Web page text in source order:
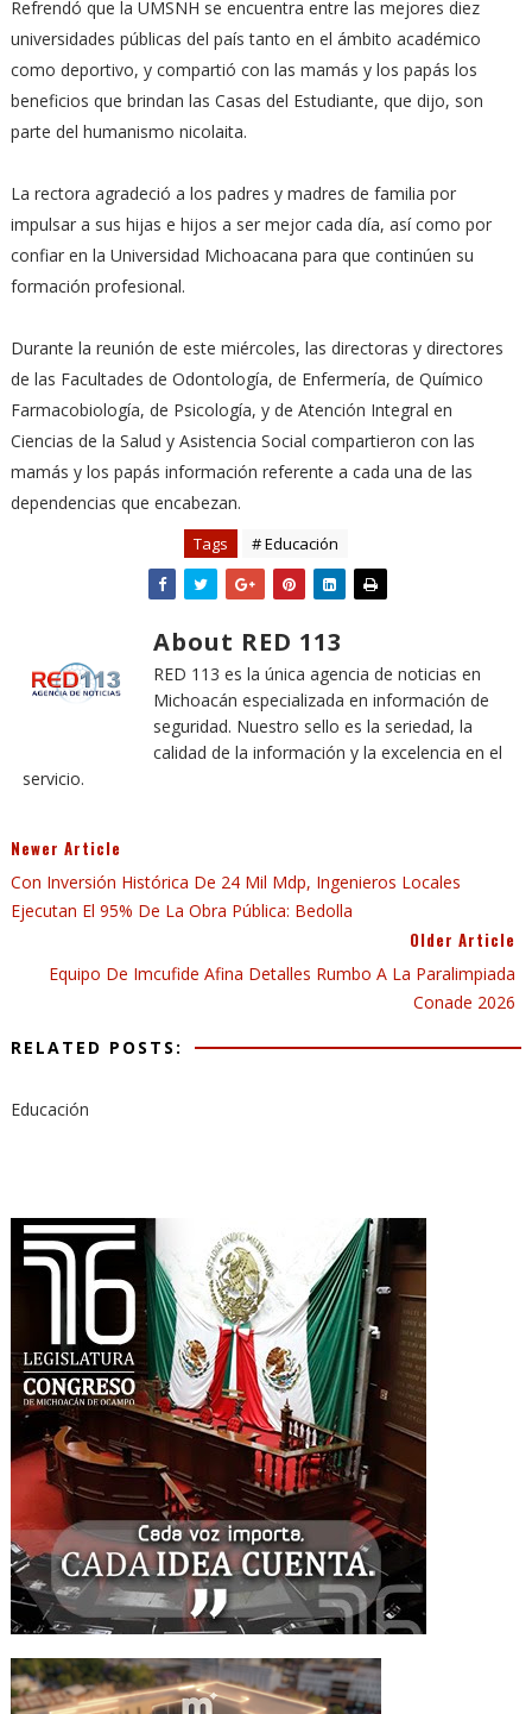
Refrendó que la UMSNH se encuentra entre las mejores diez
universidades públicas del país tanto en el ámbito académico
como deportivo, y compartió con las mamás y los papás los
beneficios que brindan las Casas del Estudiante, que dijo, son
parte del humanismo nicolaita.
La rectora agradeció a los padres y madres de familia por
impulsar a sus hijas e hijos a ser mejor cada día, así como por
confiar en la Universidad Michoacana para que continúen su
formación profesional.
Durante la reunión de este miércoles, las directoras y directores
de las Facultades de Odontología, de Enfermería, de Químico
Farmacobiología, de Psicología, y de Atención Integral en
Ciencias de la Salud y Asistencia Social compartieron con las
mamás y los papás información referente a cada una de las
dependencias que encabezan.
Tags # Educación
About RED 113
RED 113 es la única agencia de noticias en
Michoacán especializada en información de
seguridad. Nuestro sello es la seriedad, la
calidad de la información y la excelencia en el
servicio.
Newer Article
Con Inversión Histórica De 24 Mil Mdp, Ingenieros Locales
Ejecutan El 95% De La Obra Pública: Bedolla
Older Article
Equipo De Imcufide Afina Detalles Rumbo A La Paralimpiada
Conade 2026
RELATED POSTS:
Educación